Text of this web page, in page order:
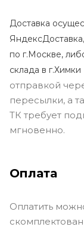
Доставка
по г.Москве,
склада в
отправкой
пересылки, а
ТК требует
мгновенно.
Оплата
Оплатить